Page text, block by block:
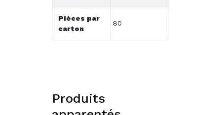
Pièces par
carton
80
Produits